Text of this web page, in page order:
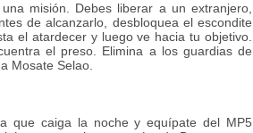
misión. Debes liberar a un extranjero,
de alcanzarlo, desbloquea el escondite
el atardecer y luego ve hacia tu objetivo.
el preso. Elimina a los guardias de
Mosate Selao.
que caiga la noche y equípate del MP5